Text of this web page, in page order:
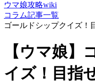
ウマ娘攻略wiki
コラム記事一覧
ゴールドシップクイズ！
【ウマ娘】
イズ！目指